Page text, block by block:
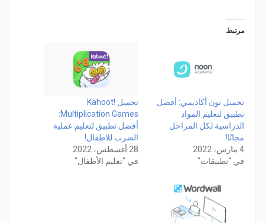
مرتبط
تحميل نون أكاديمي: أفضل
تطبيق لتعليم المواد
الدراسية لكل المراحل
مجانًا!
4 مارس، 2022
في "تطبيقات"
تحميل Kahoot!
Multiplication Games:
أفضل تطبيق لتعليم عملية
الضرب للاطفال!
28 أغسطس، 2022
في "تعليم الأطفال"